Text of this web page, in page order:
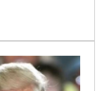
婚的過程，